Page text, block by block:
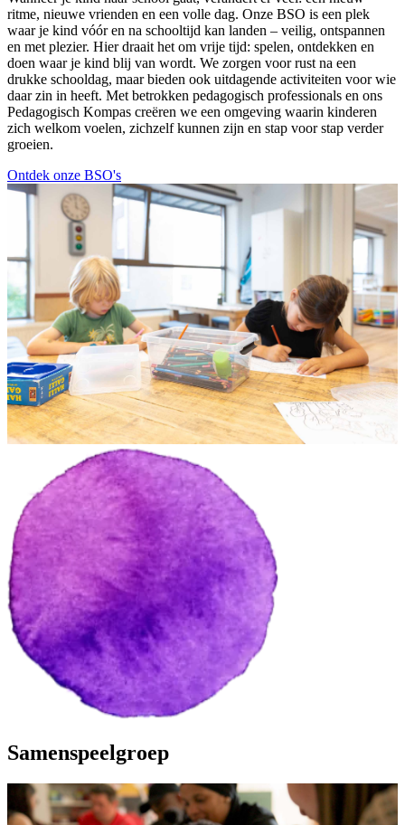
ritme, nieuwe vrienden en een volle dag. Onze BSO is een plek
waar je kind vóór en na schooltijd kan landen – veilig, ontspannen
en met plezier. Hier draait het om vrije tijd: spelen, ontdekken en
doen waar je kind blij van wordt. We zorgen voor rust na een
drukke schooldag, maar bieden ook uitdagende activiteiten voor wie
daar zin in heeft. Met betrokken pedagogisch professionals en ons
Pedagogisch Kompas creëren we een omgeving waarin kinderen
zich welkom voelen, zichzelf kunnen zijn en stap voor stap verder
groeien.
Ontdek onze BSO's
Samenspeelgroep